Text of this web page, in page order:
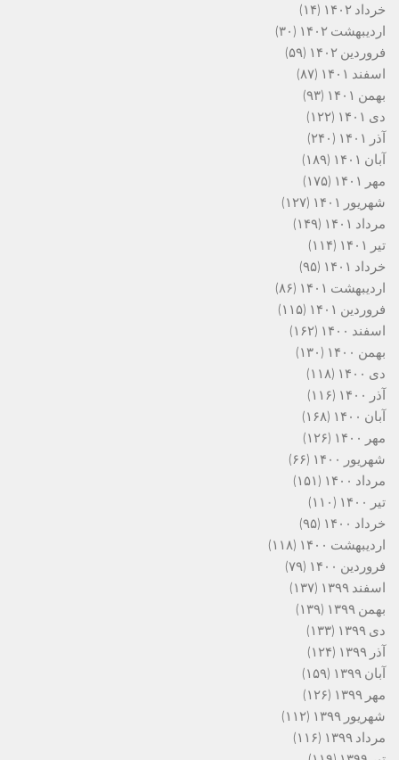
خرداد ۱۴۰۲
(۱۴)
اردیبهشت ۱۴۰۲
(۳۰)
فروردین ۱۴۰۲
(۵۹)
اسفند ۱۴۰۱
(۸۷)
بهمن ۱۴۰۱
(۹۳)
دی ۱۴۰۱
(۱۲۲)
آذر ۱۴۰۱
(۲۴۰)
آبان ۱۴۰۱
(۱۸۹)
مهر ۱۴۰۱
(۱۷۵)
شهریور ۱۴۰۱
(۱۲۷)
مرداد ۱۴۰۱
(۱۴۹)
تیر ۱۴۰۱
(۱۱۴)
خرداد ۱۴۰۱
(۹۵)
اردیبهشت ۱۴۰۱
(۸۶)
فروردین ۱۴۰۱
(۱۱۵)
اسفند ۱۴۰۰
(۱۶۲)
بهمن ۱۴۰۰
(۱۳۰)
دی ۱۴۰۰
(۱۱۸)
آذر ۱۴۰۰
(۱۱۶)
آبان ۱۴۰۰
(۱۶۸)
مهر ۱۴۰۰
(۱۲۶)
شهریور ۱۴۰۰
(۶۶)
مرداد ۱۴۰۰
(۱۵۱)
تیر ۱۴۰۰
(۱۱۰)
خرداد ۱۴۰۰
(۹۵)
اردیبهشت ۱۴۰۰
(۱۱۸)
فروردین ۱۴۰۰
(۷۹)
اسفند ۱۳۹۹
(۱۳۷)
بهمن ۱۳۹۹
(۱۳۹)
دی ۱۳۹۹
(۱۳۳)
آذر ۱۳۹۹
(۱۲۴)
آبان ۱۳۹۹
(۱۵۹)
مهر ۱۳۹۹
(۱۲۶)
شهریور ۱۳۹۹
(۱۱۲)
مرداد ۱۳۹۹
(۱۱۶)